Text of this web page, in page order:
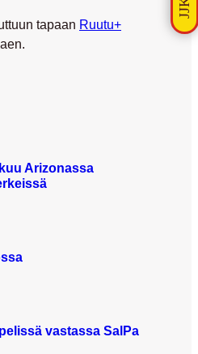
tapaan Ruutu+
Arizonassa
vastassa SalPa